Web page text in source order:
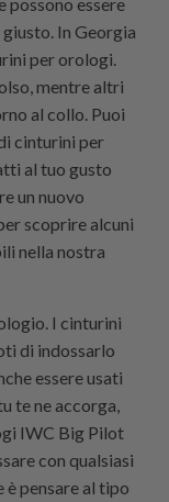
In Georgia
per orologi.
mentre altri
al collo. Puoi
cinturini per
al tuo gusto
un nuovo
scoprire alcuni
nella nostra
I cinturini
di indossarlo
essere usati
te ne accorga,
IWC Big Pilot
con qualsiasi
pensare al tipo